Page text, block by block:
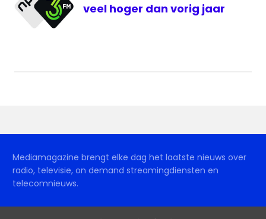
veel hoger dan vorig jaar
Mediamagazine brengt elke dag het laatste nieuws over
radio, televisie, on demand streamingdiensten en
telecomnieuws.